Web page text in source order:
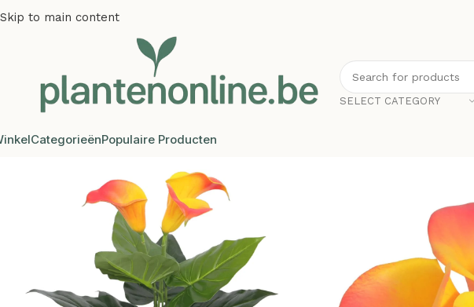
Skip to main content
SELECT CATEGORY
CategorieënPopulaire Producten
Kunstplanten